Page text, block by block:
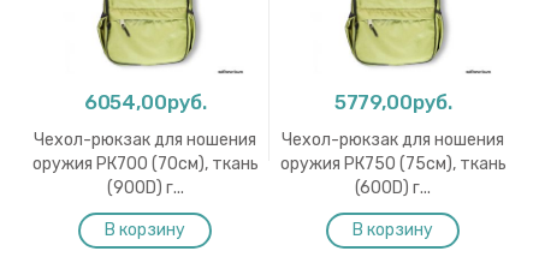
6054,00руб.
Чехол-рюкзак для ношения
оружия РК700 (70см), ткань
(900D) г...
5779,00руб.
Чехол-рюкзак для ношения
оружия РК750 (75см), ткань
(600D) г...